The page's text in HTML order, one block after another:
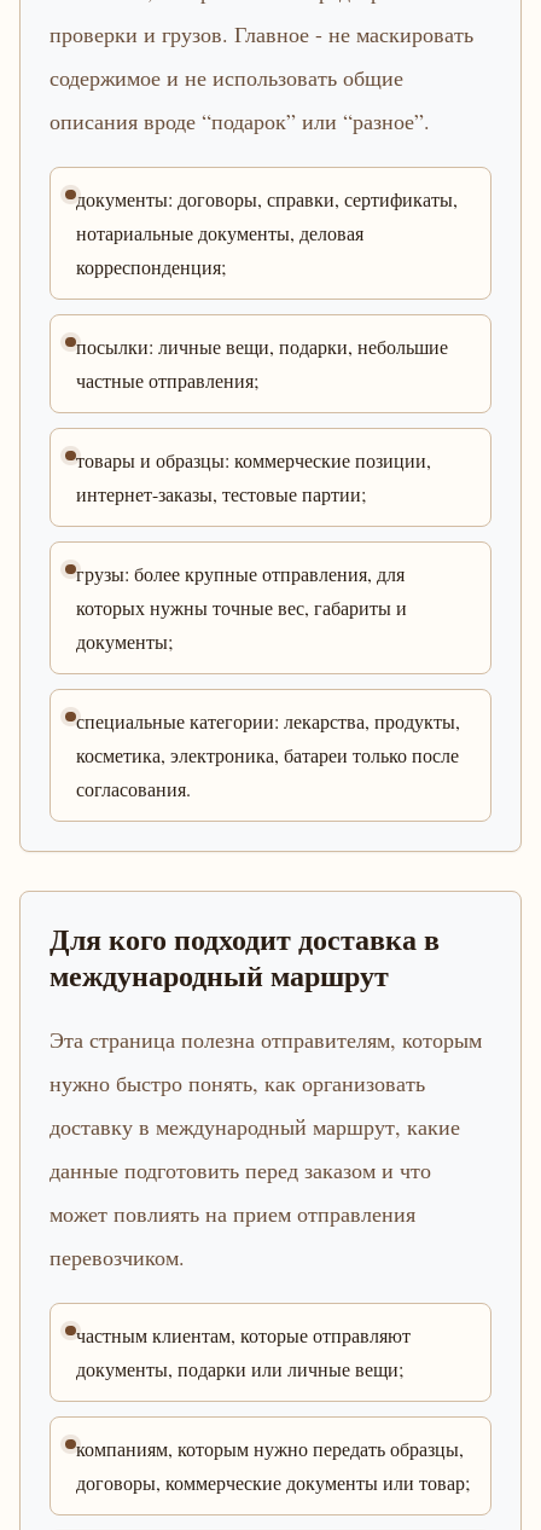
проверки и грузов. Главное - не маскировать
содержимое и не использовать общие
описания вроде “подарок” или “разное”.
документы: договоры, справки, сертификаты,
нотариальные документы, деловая
корреспонденция;
посылки: личные вещи, подарки, небольшие
частные отправления;
товары и образцы: коммерческие позиции,
интернет-заказы, тестовые партии;
грузы: более крупные отправления, для
которых нужны точные вес, габариты и
документы;
специальные категории: лекарства, продукты,
косметика, электроника, батареи только после
согласования.
Для кого подходит доставка в
международный маршрут
Эта страница полезна отправителям, которым
нужно быстро понять, как организовать
доставку в международный маршрут, какие
данные подготовить перед заказом и что
может повлиять на прием отправления
перевозчиком.
частным клиентам, которые отправляют
документы, подарки или личные вещи;
компаниям, которым нужно передать образцы,
договоры, коммерческие документы или товар;